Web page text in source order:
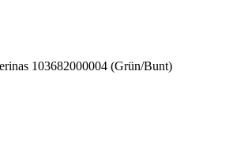
103682000004 (Grün/Bunt)